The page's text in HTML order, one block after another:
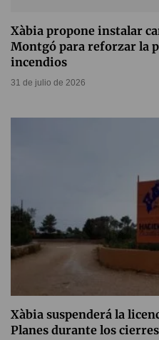
Xàbia propone instalar
Montgó para reforzar la
incendios
31 de julio de 2026
Xàbia suspenderá la
Planes durante los